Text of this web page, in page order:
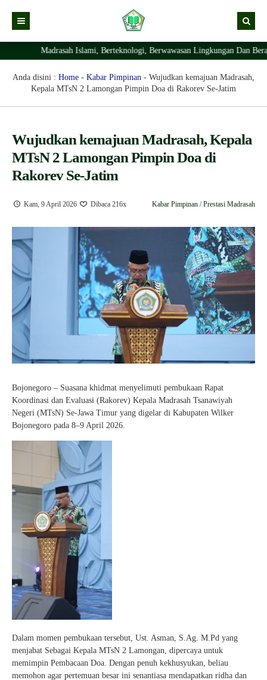
Kabar Madrasah
Profil Madrasah
Ekstrakurikuler Madrasah
KURIKULUM
Struktur Organisasi Madrasah
Madrasah Islami, Berteknologi, Berwawasan Lingkungan Dan
Anda disini : Home - Kabar Pimpinan - Wujudkan kemajuan Madrasah,
Kepala MTsN 2 Lamongan Pimpin Doa di Rakorev Se-Jatim
Wujudkan kemajuan Madrasah, Kepala
MTsN 2 Lamongan Pimpin Doa di
Rakorev Se-Jatim
Kam, 9 April 2026 Dibaca 216x Kabar Pimpinan /Prestasi Madrasah
Bojonegoro – Suasana khidmat menyelimuti pembukaan Rapat
Koordinasi dan Evaluasi (Rakorev) Kepala Madrasah Tsanawiyah
Negeri (MTsN) Se-Jawa Timur yang digelar di Kabupaten Wilker
Bojonegoro pada 8–9 April 2026.
Dalam momen pembukaan tersebut, Ust. Asman, S.Ag. M.Pd yang
menjabat Sebagai Kepala MTsN 2 Lamongan, dipercaya untuk
memimpin Pembacaan Doa. Dengan penuh kekhusyukan, beliau
memohon agar pertemuan besar ini senantiasa mendapatkan ridha dan